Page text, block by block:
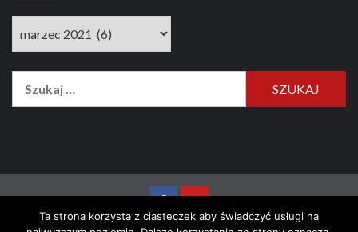
FB YOU
Ta strona korzysta z ciasteczek aby świadczyć usługi na